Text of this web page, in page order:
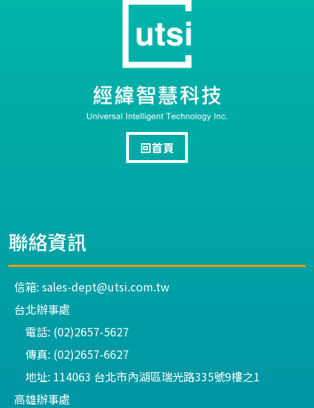
回首頁
聯絡資訊
信箱: sales-dept@utsi.com.tw
台北辦事處
電話: (02)2657-5627
傳真: (02)2657-6627
地址: 114063 台北市內湖區瑞光路335號9樓之1
高雄辦事處